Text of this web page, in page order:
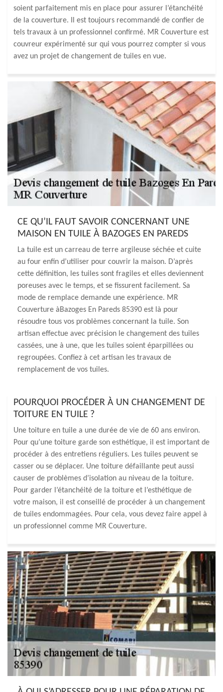
soient parfaitement mis en place pour assurer l’étanchéité
de la couverture. Il est toujours recommandé de confier de
tels travaux à un professionnel confirmé. MR Couverture est
couvreur expérimenté sur qui vous pourrez compter si vous
avez un projet de changement de tuiles en vue.
CE QU’IL FAUT SAVOIR CONCERNANT UNE
MAISON EN TUILE À BAZOGES EN PAREDS
La tuile est un carreau de terre argileuse séchée et cuite
au four enfin d’utiliser pour couvrir la maison. D’après
cette définition, les tuiles sont fragiles et elles deviennent
poreuses avec le temps, et se fissurent facilement. Sa
mode de remplace demande une expérience. MR
Couverture àBazoges En Pareds 85390 est là pour
résoudre tous vos problèmes concernant la tuile. Son
artisan effectue avec précision le changement des tuiles
cassées, une à une, que les tuiles soient éparpillées ou
regroupées. Confiez à cet artisan les travaux de
remplacement de vos tuiles.
POURQUOI PROCÉDER À UN CHANGEMENT DE
TOITURE EN TUILE ?
Une toiture en tuile a une durée de vie de 60 ans environ.
Pour qu’une toiture garde son esthétique, il est important de
procéder à des entretiens réguliers. Les tuiles peuvent se
casser ou se déplacer. Une toiture défaillante peut aussi
causer de problèmes d’isolation au niveau de la toiture.
Pour garder l’étanchéité de la toiture et l’esthétique de
votre maison, il est conseillé de procéder à un changement
de tuiles endommagées. Pour cela, vous devez faire appel à
un professionnel comme MR Couverture.